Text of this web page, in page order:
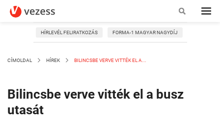
HÍRLEVÉL FELIRATKOZÁS FORMA-1 MAGYAR NAGYDÍJ
CÍMOLDAL HÍREK BILINCSBE VERVE VITTÉK EL A...
Bilincsbe verve vitték el a busz
utasát